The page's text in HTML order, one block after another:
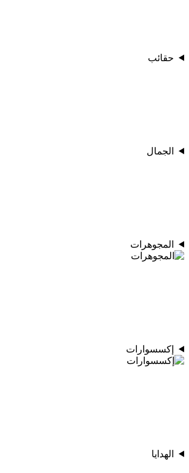
حقائب
الجمال
المجوهرات
إكسسوارات
الهدايا